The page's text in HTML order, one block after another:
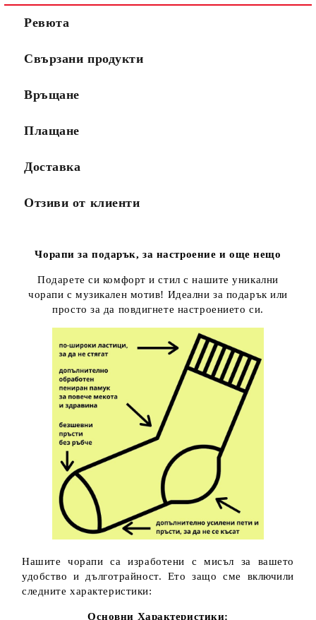
Ревюта
Свързани продукти
Връщане
Плащане
Доставка
Отзиви от клиенти
Чорапи за подарък, за настроение и още нещо
Подарете си комфорт и стил с нашите уникални
чорапи с музикален мотив! Идеални за подарък или
просто за да повдигнете настроението си.
Нашите чорапи са изработени с мисъл за вашето
удобство и дълготрайност. Ето защо сме включили
следните характеристики:
Основни Характеристики: